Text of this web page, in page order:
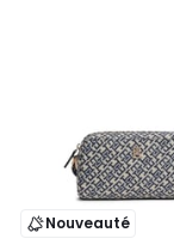
Nouveauté